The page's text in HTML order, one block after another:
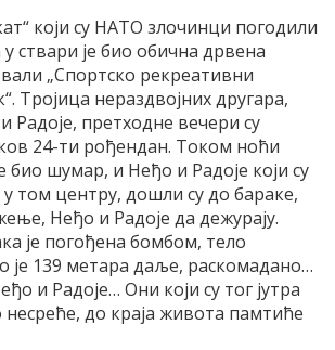
који су НАТО злочинци погодили
ствари је био обична дрвена
„Спортско рекреативни
Тројица нераздвојних другара,
Радоје, претходне вечери су
24-ти рођендан. Током ноћи
био шумар, и Неђо и Радоје који су
том центру, дошли су до бараке,
Неђо и Радоје да дежурају.
је погођена бомбом, тело
је 139 метара даље, раскомадано…
и Радоје… Они који су тог јутра
несреће, до краја живота памтиће